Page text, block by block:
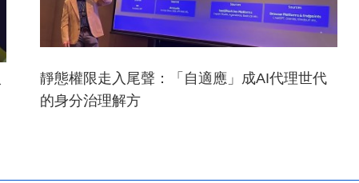
靜態權限走入尾聲：「自適應」成AI代理世代
的身分治理解方